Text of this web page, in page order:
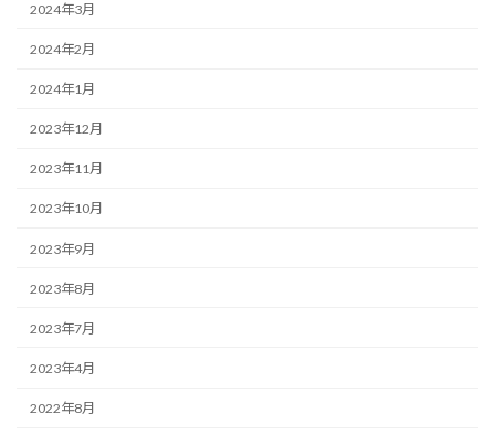
2024年3月
2024年2月
2024年1月
2023年12月
2023年11月
2023年10月
2023年9月
2023年8月
2023年7月
2023年4月
2022年8月